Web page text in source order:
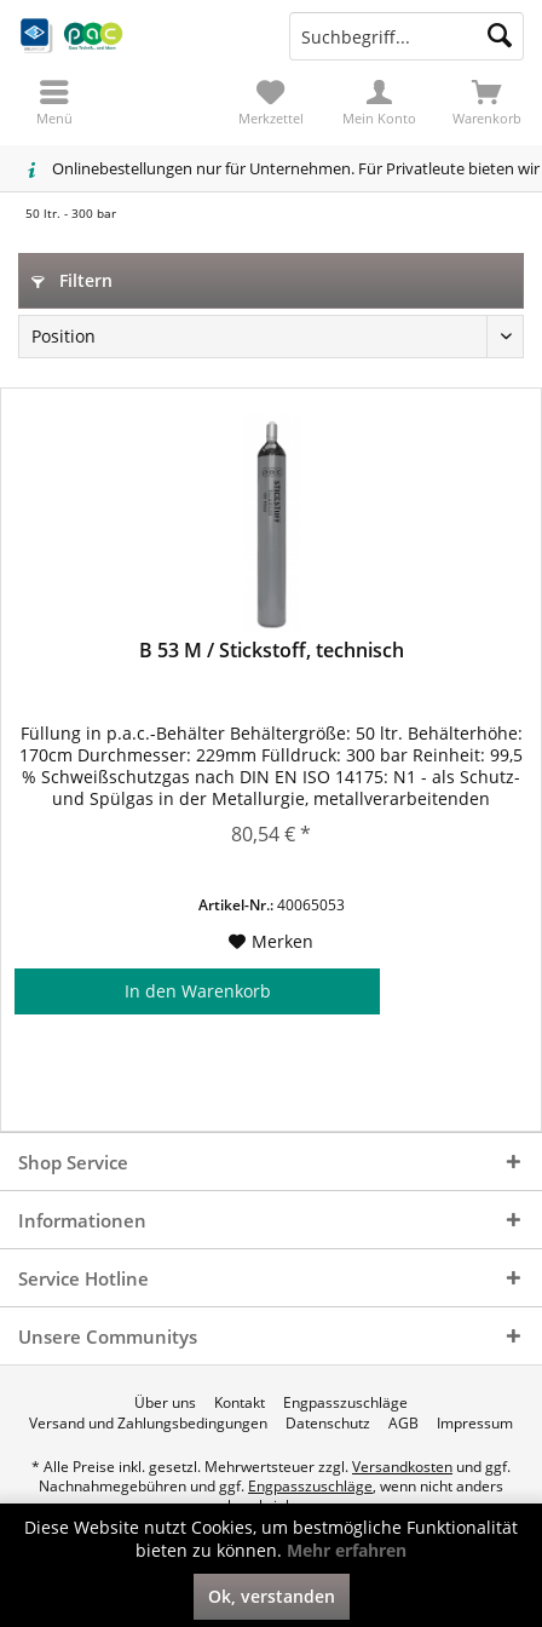
Onlinebestellungen nur für Unternehmen. Für Privatleute bieten
Warenkorb
Merkzettel Mein Konto
Menü
50 ltr. - 300 bar
Filtern
B 53 M / Stickstoff, technisch
Füllung in p.a.c.-Behälter Behältergröße: 50 ltr. Behälterhöhe:
170cm Durchmesser: 229mm Fülldruck: 300 bar Reinheit: 99,5
% Schweißschutzgas nach DIN EN ISO 14175: N1 - als Schutz-
und Spülgas in der Metallurgie, metallverarbeitenden
Industrie, chemischen Industrie, Elektronikindustrie und
Nahrungsmittelindustrie - als Betriebsgas für CO2-Laser als
80,54 € *
Artikel-Nr.:40065053
Merken
In den Warenkorb
Shop Service
Informationen
Service Hotline
Unsere Communitys
Über uns Kontakt
Engpasszuschläge
Versand und Zahlungsbedingungen
Datenschutz AGB Impressum
* Alle Preise inkl. gesetzl. Mehrwertsteuer zzgl.Versandkosten und ggf.
Nachnahmegebühren und ggf. Engpasszuschläge, wenn nicht anders
beschrieben.
© 2026 p.a.c. Gasservice GmbH - All Rights Reserved. Theme by
ThemeWare®
Diese Website nutzt Cookies, um bestmögliche Funktionalität
bieten zu können. Mehr erfahren
Ok, verstanden